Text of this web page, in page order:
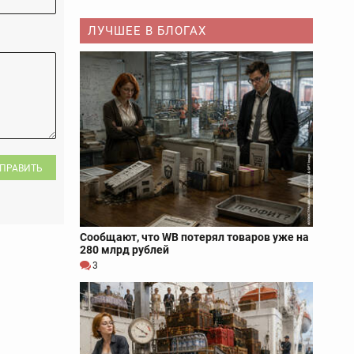
ЛУЧШЕЕ В БЛОГАХ
Сообщают, что WB потерял товаров уже на
280 млрд рублей
3